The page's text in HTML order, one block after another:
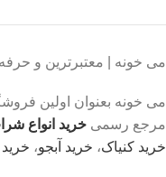
می خونه | معتبرترین و
می خونه بعنوان اولین
مرجع رسمی خرید انواع
خرید کنیاک، خرید آبجو،